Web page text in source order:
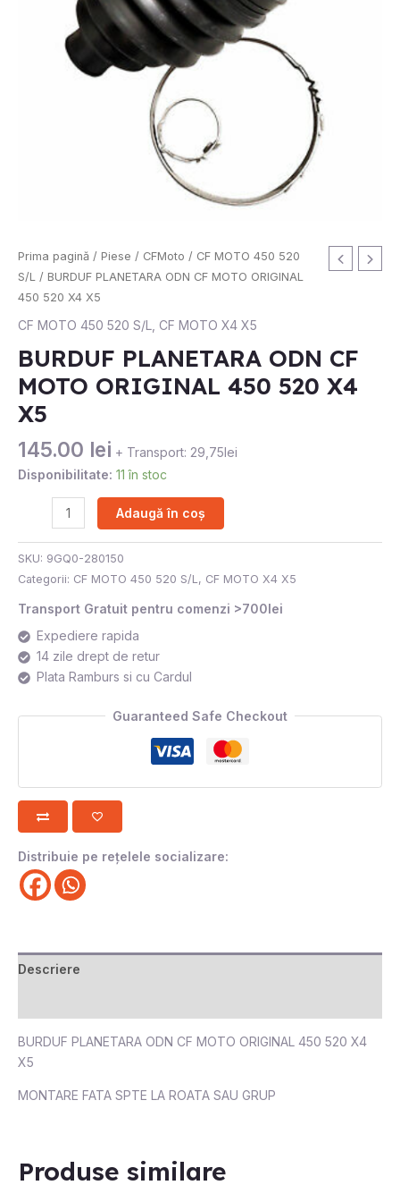
Prima pagină / Piese / CFMoto / CF MOTO 450 520
S/L / BURDUF PLANETARA ODN CF MOTO ORIGINAL
450 520 X4 X5
CF MOTO 450 520 S/L CF MOTO X4 X5
BURDUF PLANETARA ODN CF
MOTO ORIGINAL 450 520 X4
X5
145.00 lei + Transport: 29,75lei
Disponibilitate: 11 în stoc
Cantitate
BURDUF
PLANETARA
ODN
MOTO
ORIGINAL
450
520
X4
X5
Adaugă în coș
SKU: 9GQ0-280150
Categorii: CF MOTO 450 520 S/L, CF MOTO X4 X5
Transport Gratuit pentru comenzi >700lei
Expediere rapida
14 zile drept de retur
Plata Ramburs si cu Cardul
Guaranteed Safe Checkout
Distribuie pe rețelele socializare:
Descriere
BURDUF PLANETARA ODN CF MOTO ORIGINAL 450 520 X4
X5
MONTARE FATA SPTE LA ROATA SAU GRUP
Produse similare